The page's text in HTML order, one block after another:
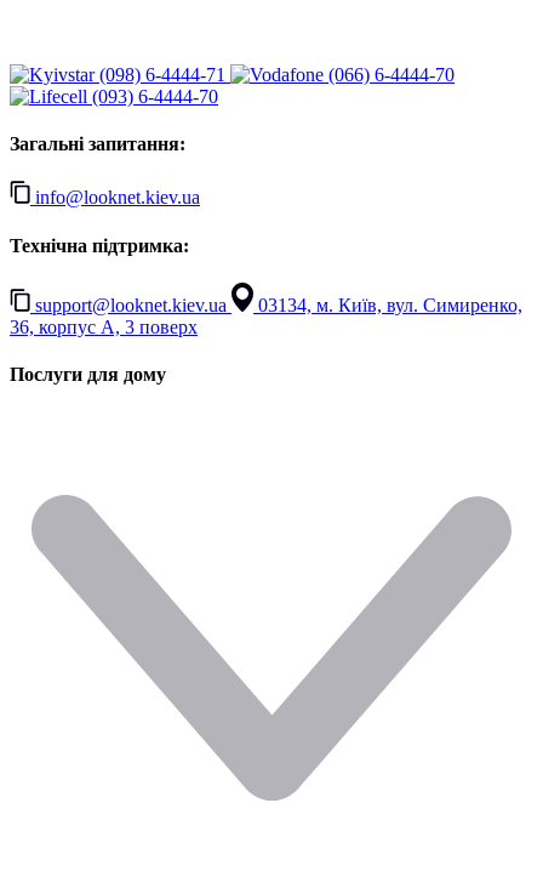
(098) 6-4444-71
(066) 6-4444-70
(093) 6-4444-70
Загальні запитання:
info@looknet.kiev.ua
Технічна підтримка:
support@looknet.kiev.ua
03134, м. Київ, вул. Симиренко,
36, корпус А, 3 поверх
Послуги для дому